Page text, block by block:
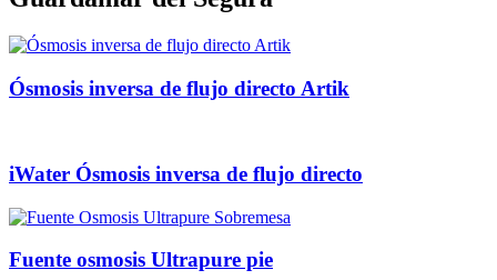
Ósmosis inversa de flujo directo Artik
iWater Ósmosis inversa de flujo directo
Fuente osmosis Ultrapure pie